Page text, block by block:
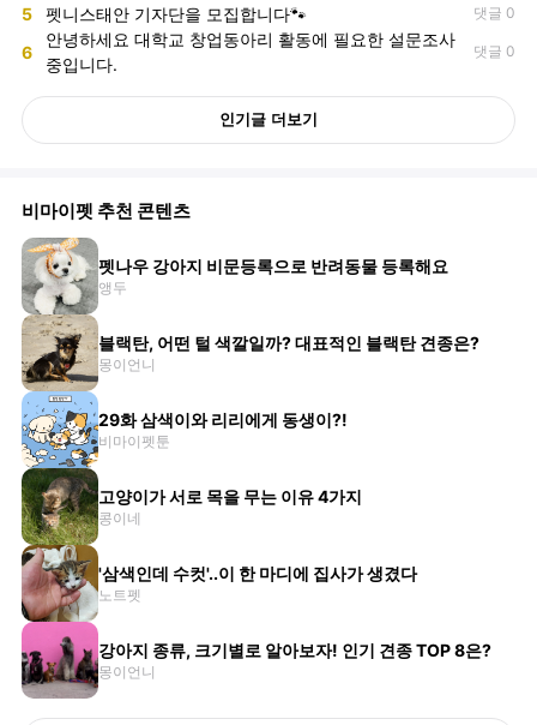
5 펫니스태안 기자단을 모집합니다🐾 댓글 0
6
안녕하세요 대학교 창업동아리 활동에 필요한 설문조사
중입니다.
댓글 0
인기글 더보기
비마이펫 추천 콘텐츠
펫나우 강아지 비문등록으로 반려동물 등록해요
앵두
블랙탄, 어떤 털 색깔일까? 대표적인 블랙탄 견종은?
몽이언니
29화 삼색이와 리리에게 동생이?!
비마이펫툰
고양이가 서로 목을 무는 이유 4가지
콩이네
'삼색인데 수컷'..이 한 마디에 집사가 생겼다
노트펫
강아지 종류, 크기별로 알아보자! 인기 견종 TOP 8은?
몽이언니